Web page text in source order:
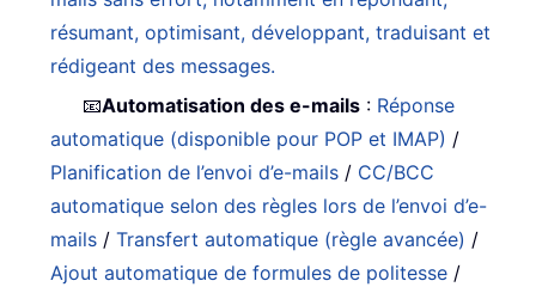
résumant, optimisant, développant, traduisant et
rédigeant des messages.
📧Automatisation des e-mails : Réponse
automatique (disponible pour POP et IMAP) /
Planification de l’envoi d’e-mails / CC/BCC
automatique selon des règles lors de l’envoi d’e-
mails /Transfert automatique (règle avancée) /
Ajout automatique de formules de politesse /